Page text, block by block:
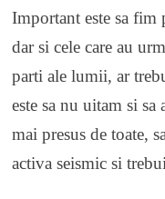
Important este sa
dar si cele care au
parti ale lumii, ar
este sa nu uitam si sa
mai presus de toate,
activa seismic si